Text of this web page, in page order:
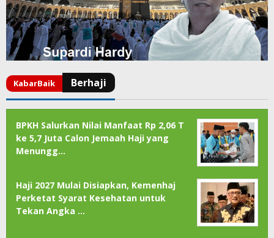
BPKH Salurkan Nilai Manfaat Rp 2,06 T
ke 5,7 Juta Calon Jemaah Haji yang
Menungg…
Haji 2027 Mulai Disiapkan, Kemenhaj
Perketat Syarat Kesehatan untuk
Tekan Angka …